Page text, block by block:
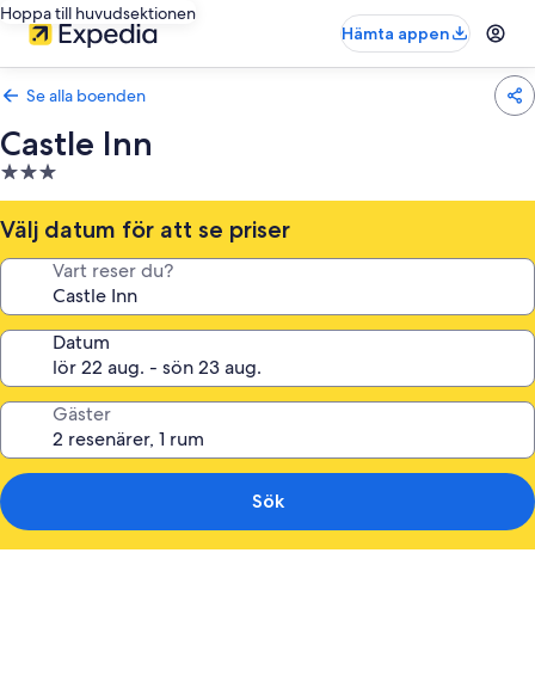
Hoppa till huvudsektionen
Hämta appen
Se alla boenden
Castle Inn
3.0-
stjärnigt
boende
Välj datum för att se priser
Vart reser du?
Datum
Gäster
Sök